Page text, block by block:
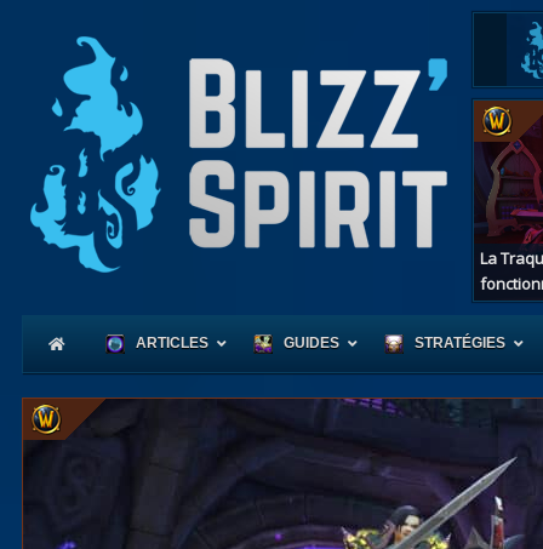
La
ARTICLES GUIDES
Coeur
STRATÉGIES